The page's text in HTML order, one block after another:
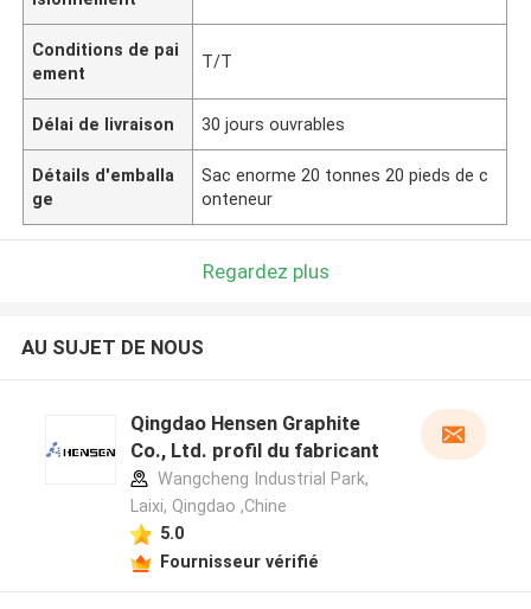
Conditions de pai
ement
T/T
Délai de livraison 30 jours ouvrables
Détails d'emballa
ge
Sac enorme 20 tonnes 20 pieds de c
onteneur
Regardez plus
AU SUJET DE NOUS
Qingdao Hensen Graphite
Co., Ltd. profil du fabricant
Wangcheng Industrial Park,
Laixi, Qingdao ,Chine
5.0
Fournisseur vérifié